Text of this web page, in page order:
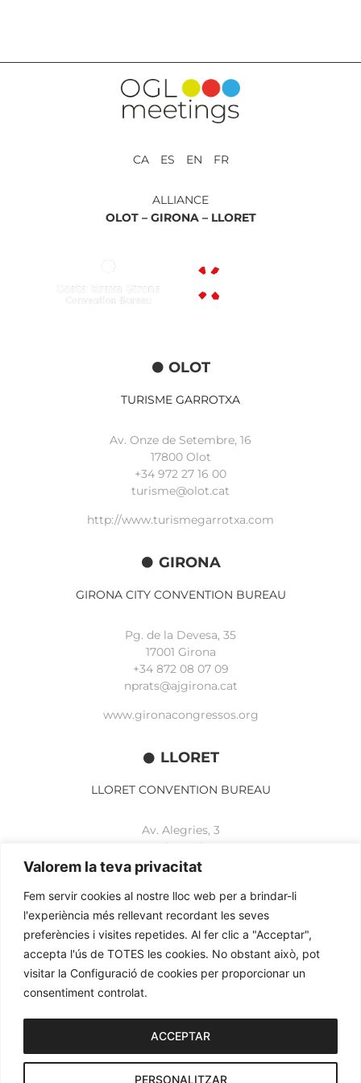
Valorem la teva privacitat
Fem servir cookies al nostre lloc web per a brindar-li
l'experiència més rellevant recordant les seves
preferències i visites repetides. Al fer clic a "Acceptar",
accepta l'ús de TOTES les cookies. No obstant això, pot
visitar la Configuració de cookies per proporcionar un
consentiment controlat.
PERSONALITZAR
ACCEPTAR
CA ES EN FR
ALLIANCE
OLOT – GIRONA – LLORET
OLOT
TURISME GARROTXA
Av. Onze de Setembre, 16
17800 Olot
+34 972 27 16 00
turisme@olot.cat
http://www.turismegarrotxa.com
GIRONA
GIRONA CITY CONVENTION BUREAU
Pg. de la Devesa, 35
17001 Girona
+34 872 08 07 09
nprats@ajgirona.cat
www.gironacongressos.org
LLORET
LLORET CONVENTION BUREAU
Av. Alegries, 3
17310 Lloret de Mar
+34 972 365 788
www.lloretcb.org
Avertissement juridique
Politique de confidentialité
Politique de cookies
2026© OGL MEETINGS. Tous droits réservés.